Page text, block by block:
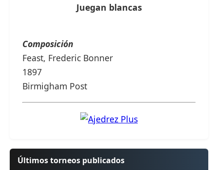
Juegan blancas
Composición
Feast, Frederic Bonner
1897
Birmigham Post
Últimos torneos publicados